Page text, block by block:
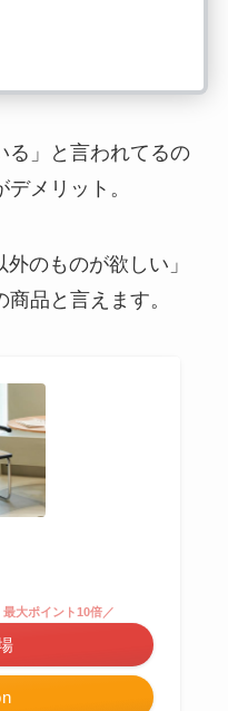
る」と言われてるの
メリット。
外のものが欲しい」
品と言えます。
大ポイント10倍／